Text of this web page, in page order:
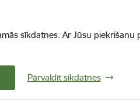
sīkdatnes. Ar Jūsu
Pārvaldīt sīkdatnes